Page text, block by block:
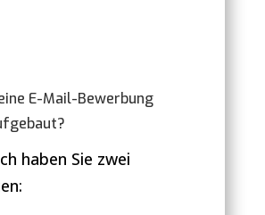
E-Mail-Bewerbung
haben Sie zwei